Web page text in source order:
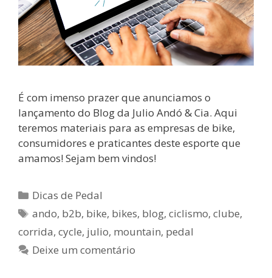
É com imenso prazer que anunciamos o
lançamento do Blog da Julio Andó & Cia. Aqui
teremos materiais para as empresas de bike,
consumidores e praticantes deste esporte que
amamos! Sejam bem vindos!
Categorias
Dicas de Pedal
Tags
ando, b2b, bike, bikes, blog,ciclismo,clube,
corrida, cycle, julio, mountain, pedal
Deixe um comentário